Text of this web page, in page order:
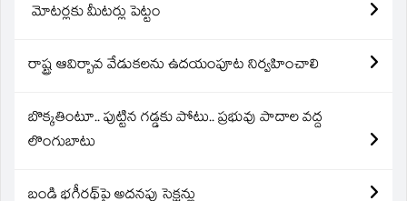
మోటర్లకు మీటర్లు పెట్టం
రాష్ట్ర ఆవిర్బావ వేడుకలను ఉదయంపూట నిర్వహించాలి
బొక్కతింటూ.. పుట్టిన గడ్డకు పోటు.. ప్రభువు పాదాల వద్ద
లొంగుబాటు